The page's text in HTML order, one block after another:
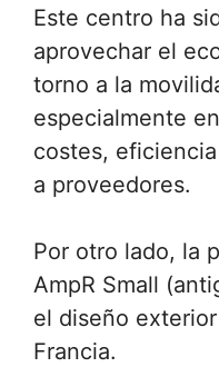
Este centro ha
aprovechar el
torno a la
especialmente
costes,
a proveedores.
Por otro lado, la
AmpR Small
el diseño
Francia.